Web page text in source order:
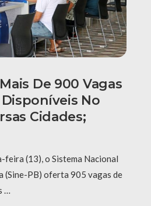
De 900 Vagas
No
Cidades;
feira (13), o Sistema Nacional
(Sine-PB) oferta 905 vagas de
…